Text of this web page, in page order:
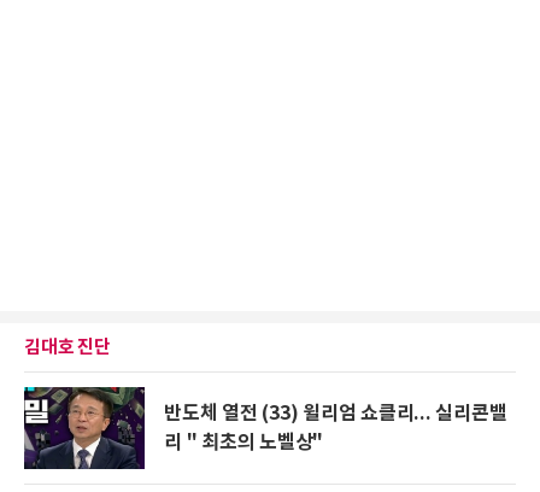
김대호 진단
반도체 열전 (33) 윌리엄 쇼클리... 실리콘밸
리 " 최초의 노벨상"